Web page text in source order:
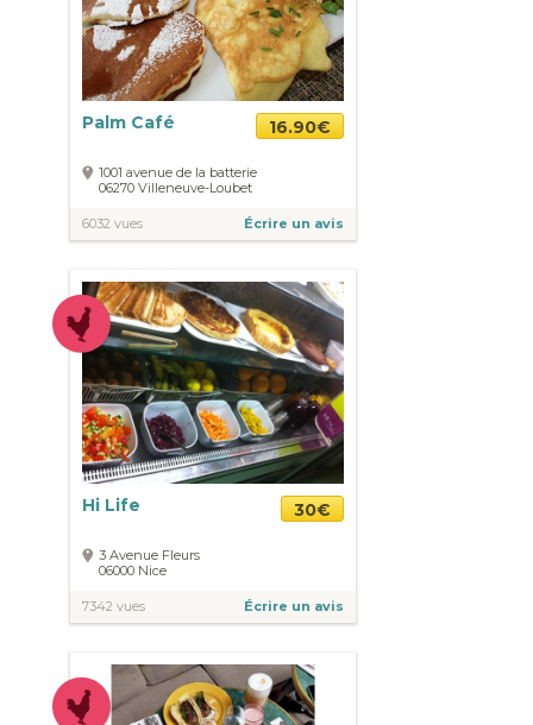
Palm Café 16.90€
1001 avenue de la batterie
06270 Villeneuve-Loubet
6032 vues Écrire un avis
Hi Life 30€
3 Avenue Fleurs
06000 Nice
7342 vues Écrire un avis